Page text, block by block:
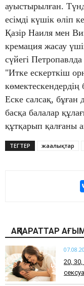
ауыстырылған.
есімді күшік өліп
Қазір Наиля мен
кремация жасау
сүйегі
"Итке ескерткіш
көмектескендердің
Еске салсақ, бұған
басқа балалар
құтқарып қалғаны
ТЕГТЕР жаңалықтар
АҚПАРАТТАР
​20,